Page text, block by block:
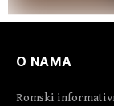
O NAMA
Romski